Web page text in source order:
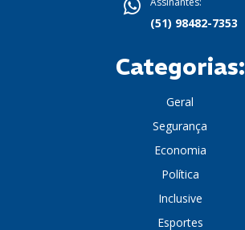
(51) 98482-7353
Categorias:
Geral
Segurança
Economia
Política
Inclusive
Esportes